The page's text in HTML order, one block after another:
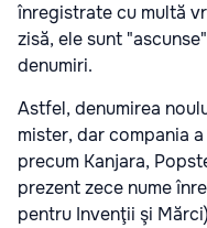
înregistrate cu multă
zisă, ele sunt
denumiri.
Astfel, denumirea
mister, dar compania
precum Kanjara,
prezent zece nume
pentru Invenţii şi